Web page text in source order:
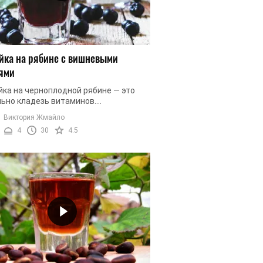
на рябине с вишневыми
на черноплодной рябине — это
кладезь витаминов.
рябина поможет вам
иммунитет, справится с
...
Виктория Жмайло
4
30 4.5